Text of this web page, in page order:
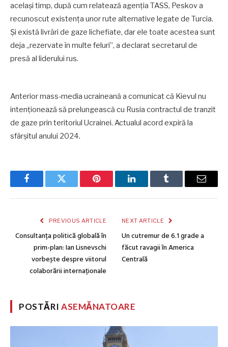
același timp, după cum relatează agenția TASS, Peskov a
recunoscut existența unor rute alternative legate de Turcia.
Și există livrări de gaze lichefiate, dar ele toate acestea sunt
deja „rezervate în multe feluri”, a declarat secretarul de
presă al liderului rus.
Anterior mass-media ucraineană a comunicat că Kievul nu
intenționează să prelungească cu Rusia contractul de tranzit
de gaze prin teritoriul Ucrainei. Actualul acord expiră la
sfârșitul anului 2024.
FacebookTwitter Pinterest LinkedInTumblr Email
PREVIOUS ARTICLE
Consultanța politică globală în
prim-plan: Ian Lisnevschi
vorbește despre viitorul
colaborării internaționale
NEXT ARTICLE
Un cutremur de 6.1 grade a
făcut ravagii în America
Centrală
POSTĂRIASEMĂNATOARE